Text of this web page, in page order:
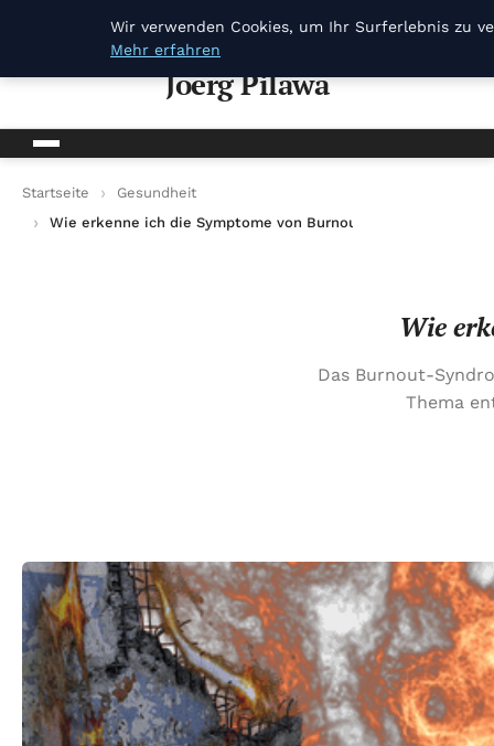
Joerg Pilawa
Startseite
Gesundheit
Wie erkenne ich die Symptome von Burnout rechtzeitig?
Wie
Das Burnout-
Thema
Wir verwenden Cookies, um Ihr Surferlebnis zu
Mehr erfahren